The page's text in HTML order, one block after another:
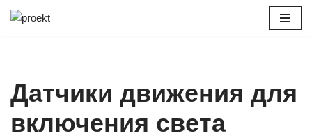
Датчики движения для
включения света